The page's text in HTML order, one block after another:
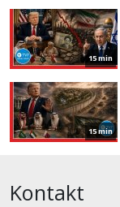
15 min
15 min
Kontakt